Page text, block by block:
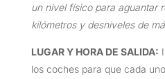
un nivel físico para aguantar
kilómetros y desniveles de
LUGAR Y HORA DE SALIDA:
los coches para que cada